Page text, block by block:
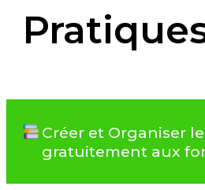
Créer et Organiser
gratuitement aux